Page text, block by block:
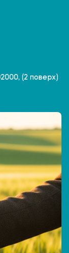
(2 поверх)